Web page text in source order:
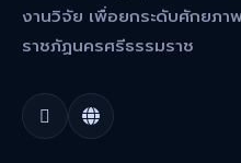
งานวิจัย เพื่อยกระดับศักยภา
ราชภัฏนครศรีธรรมราช